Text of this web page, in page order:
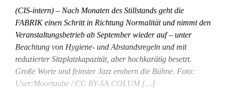
(CIS-intern) – Nach Monaten des Stillstands geht die
FABRIK einen Schritt in Richtung Normalität und nimmt den
Veranstaltungsbetrieb ab September wieder auf – unter
Beachtung von Hygiene- und Abstandsregeln und mit
reduzierter Sitzplatzkapazität, aber hochkarätig besetzt.
Große Worte und feinster Jazz erobern die Bühne. Foto:
User:Moortaube / CC BY-SA COLUM […]